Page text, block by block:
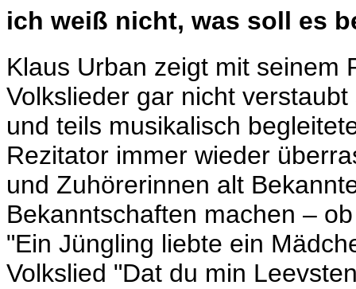
ich weiß nicht, was soll es
Klaus Urban zeigt mit seinem
Volkslieder gar nicht
und teils musikalisch
Rezitator immer wieder
und Zuhörerinnen alt
Bekanntschaften machen –
"Ein Jüngling liebte ein
Volkslied "Dat du min